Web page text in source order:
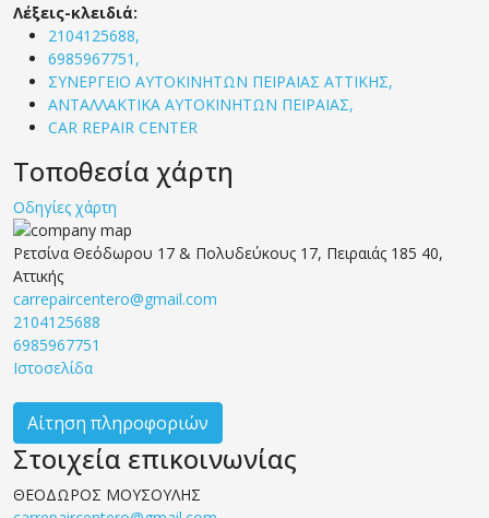
Λέξεις-κλειδιά:
2104125688,
6985967751,
ΣΥΝΕΡΓΕΙΟ ΑΥΤΟΚΙΝΗΤΩΝ ΠΕΙΡΑΙΑΣ ΑΤΤΙΚΗΣ,
ΑΝΤΑΛΛΑΚΤΙΚΑ ΑΥΤΟΚΙΝΗΤΩΝ ΠΕΙΡΑΙΑΣ,
CAR REPAIR CENTER
Τοποθεσία χάρτη
Οδηγίες χάρτη
Ρετσίνα Θεόδωρου 17 & Πολυδεύκους 17, Πειραιάς 185 40,
Αττικής
carrepaircentero@gmail.com
2104125688
6985967751
Ιστοσελίδα
Αίτηση πληροφοριών
Στοιχεία επικοινωνίας
ΘΕΟΔΩΡΟΣ ΜΟΥΣΟΥΛΗΣ